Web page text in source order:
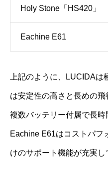
Holy Stone「HS420」
Eachine E61
上記のように、LUCIDA
は安定性の高さと長めの
複数バッテリー付属で長時
Eachine E61はコストパフ
けのサポート機能が充実し